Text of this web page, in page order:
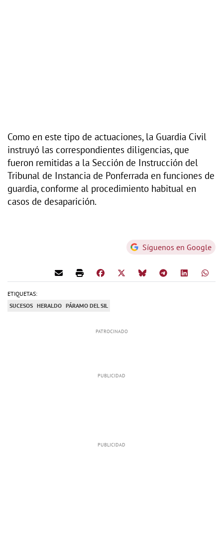
Como en este tipo de actuaciones, la Guardia Civil
instruyó las correspondientes diligencias, que
fueron remitidas a la Sección de Instrucción del
Tribunal de Instancia de Ponferrada en funciones de
guardia, conforme al procedimiento habitual en
casos de desaparición.
Síguenos en Google
ETIQUETAS:
SUCESOS HERALDO PÁRAMO DEL SIL